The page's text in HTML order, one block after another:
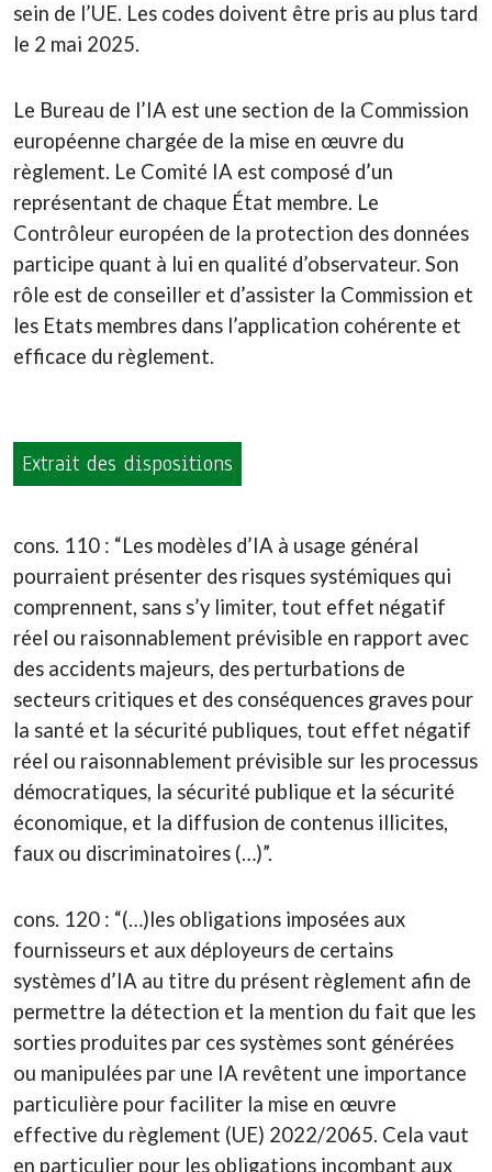
sein de l’UE. Les codes doivent être pris au plus tard
le 2 mai 2025.
Le Bureau de l’IA est une section de la Commission
européenne chargée de la mise en œuvre du
règlement. Le Comité IA est composé d’un
représentant de chaque État membre. Le
Contrôleur européen de la protection des données
participe quant à lui en qualité d’observateur. Son
rôle est de conseiller et d’assister la Commission et
les Etats membres dans l’application cohérente et
efficace du règlement.
Extrait des dispositions
cons. 110 : “Les modèles d’IA à usage général
pourraient présenter des risques systémiques qui
comprennent, sans s’y limiter, tout effet négatif
réel ou raisonnablement prévisible en rapport avec
des accidents majeurs, des perturbations de
secteurs critiques et des conséquences graves pour
la santé et la sécurité publiques, tout effet négatif
réel ou raisonnablement prévisible sur les processus
démocratiques, la sécurité publique et la sécurité
économique, et la diffusion de contenus illicites,
faux ou discriminatoires (…)”.
cons. 120 : “(…)les obligations imposées aux
fournisseurs et aux déployeurs de certains
systèmes d’IA au titre du présent règlement afin de
permettre la détection et la mention du fait que les
sorties produites par ces systèmes sont générées
ou manipulées par une IA revêtent une importance
particulière pour faciliter la mise en œuvre
effective du règlement (UE) 2022/2065. Cela vaut
en particulier pour les obligations incombant aux